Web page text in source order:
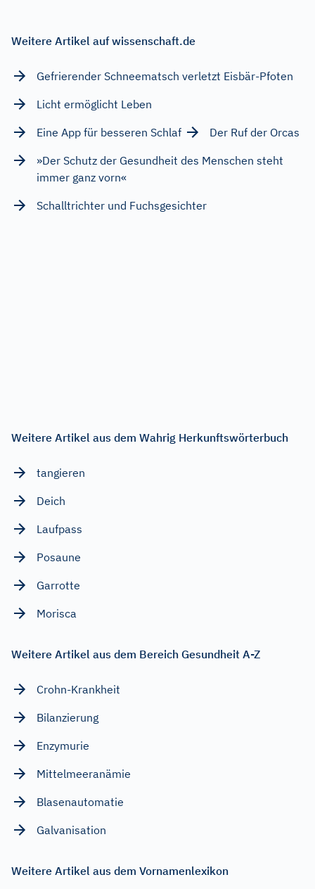
Weitere Artikel auf wissenschaft.de
Gefrierender Schneematsch verletzt Eisbär-Pfoten
Licht ermöglicht Leben
Eine App für besseren Schlaf
Der Ruf der Orcas
»Der Schutz der Gesundheit des Menschen steht
immer ganz vorn«
Schalltrichter und Fuchsgesichter
Weitere Artikel aus dem Wahrig Herkunftswörterbuch
tangieren
Deich
Laufpass
Posaune
Garrotte
Morisca
Weitere Artikel aus dem Bereich Gesundheit A-Z
Crohn-Krankheit
Bilanzierung
Enzymurie
Mittelmeeranämie
Blasenautomatie
Galvanisation
Weitere Artikel aus dem Vornamenlexikon